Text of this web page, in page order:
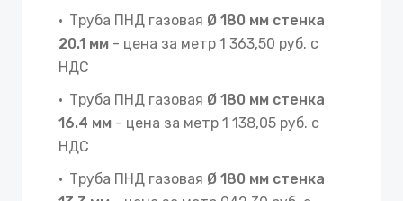
Труба ПНД газовая Ø 180 мм стенка
20.1 мм - цена за метр 1 363,50 руб. с
НДС
Труба ПНД газовая Ø 180 мм стенка
16.4 мм - цена за метр 1 138,05 руб. с
НДС
Труба ПНД газовая Ø 180 мм стенка